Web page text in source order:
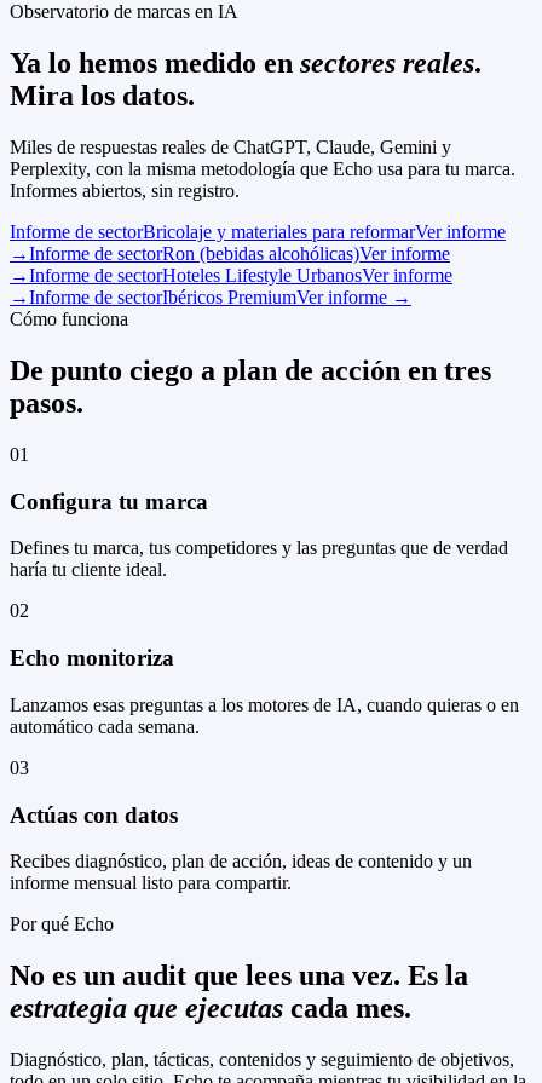
Observatorio de marcas en IA
Ya lo hemos medido en sectores reales.
Mira los datos.
Miles de respuestas reales de ChatGPT, Claude, Gemini y
Perplexity, con la misma metodología que Echo usa para tu marca.
Informes abiertos, sin registro.
Informe de sectorBricolaje y materiales para reformarVer informe
→Informe de sectorRon (bebidas alcohólicas)Ver informe
→Informe de sectorHoteles Lifestyle UrbanosVer informe
→Informe de sectorIbéricos PremiumVer informe →
Cómo funciona
De punto ciego a plan de acción en tres
pasos.
01
Configura tu marca
Defines tu marca, tus competidores y las preguntas que de verdad
haría tu cliente ideal.
02
Echo monitoriza
Lanzamos esas preguntas a los motores de IA, cuando quieras o en
automático cada semana.
03
Actúas con datos
Recibes diagnóstico, plan de acción, ideas de contenido y un
informe mensual listo para compartir.
Por qué Echo
No es un audit que lees una vez. Es la
estrategia que ejecutas cada mes.
Diagnóstico, plan, tácticas, contenidos y seguimiento de objetivos,